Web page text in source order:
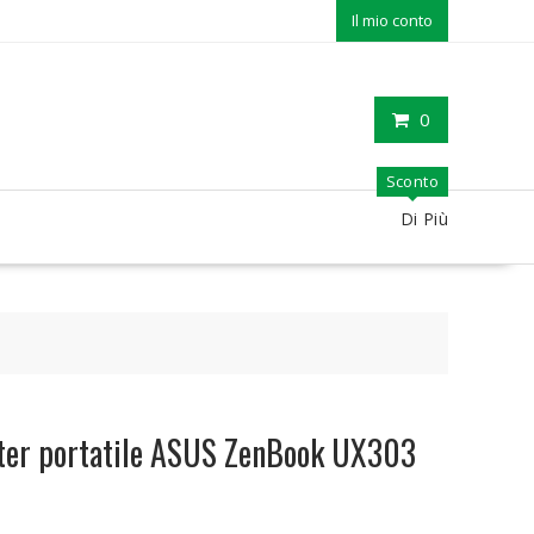
Il mio conto
0
Sconto
Di Più
portatile ASUS ZenBook UX303